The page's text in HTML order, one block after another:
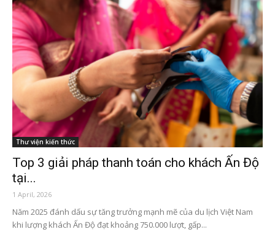
Thư viện kiến thức
Top 3 giải pháp thanh toán cho khách Ấn Độ
tại...
1 April, 2026
Năm 2025 đánh dấu sự tăng trưởng mạnh mẽ của du lịch Việt Nam
khi lượng khách Ấn Độ đạt khoảng 750.000 lượt, gấp...